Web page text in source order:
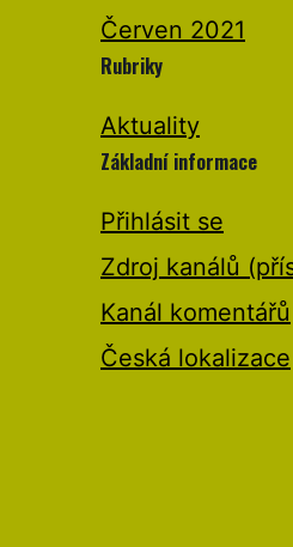
Červen 2021
Rubriky
Aktuality
Základní informace
Přihlásit se
Zdroj kanálů
Kanál komentářů
Česká lokalizace